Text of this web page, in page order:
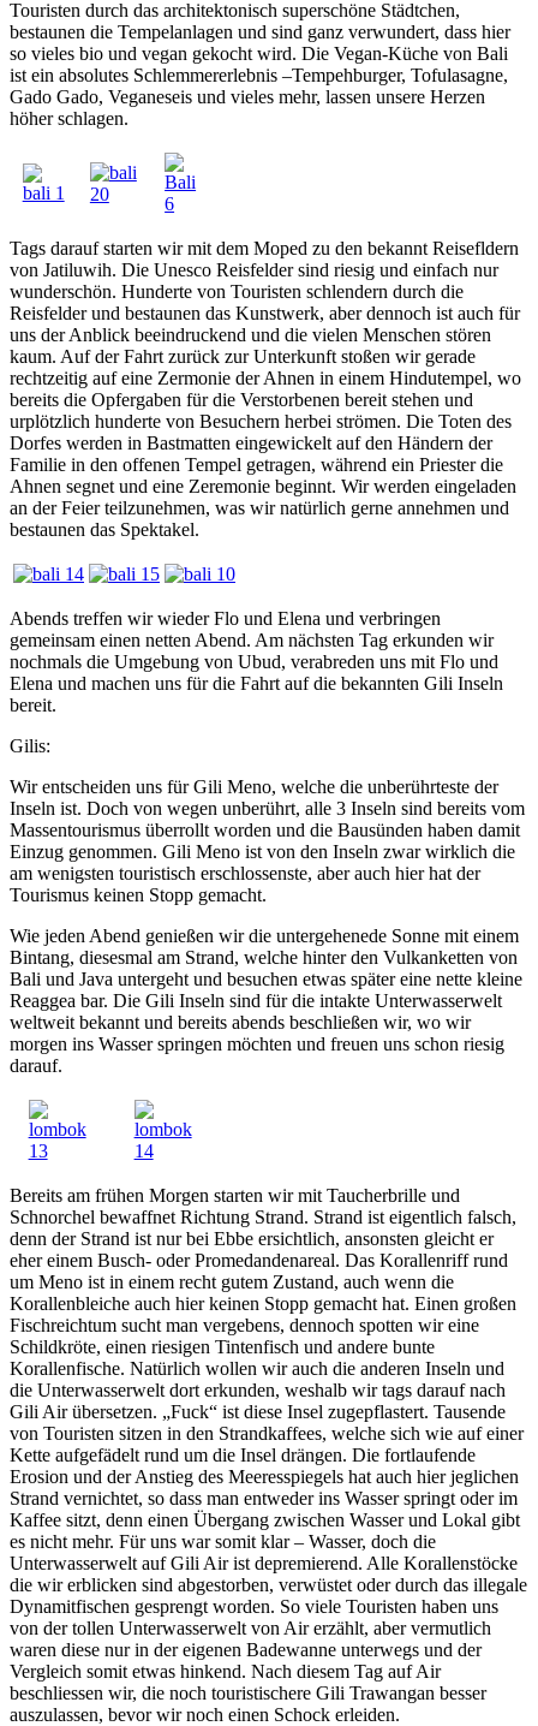
Touristen durch das architektonisch superschöne Städtchen,
bestaunen die Tempelanlagen und sind ganz verwundert, dass hier
so vieles bio und vegan gekocht wird. Die Vegan-Küche von Bali
ist ein absolutes Schlemmererlebnis –Tempehburger, Tofulasagne,
Gado Gado, Veganeseis und vieles mehr, lassen unsere Herzen
höher schlagen.
Tags darauf starten wir mit dem Moped zu den bekannt Reisefldern
von Jatiluwih. Die Unesco Reisfelder sind riesig und einfach nur
wunderschön. Hunderte von Touristen schlendern durch die
Reisfelder und bestaunen das Kunstwerk, aber dennoch ist auch für
uns der Anblick beeindruckend und die vielen Menschen stören
kaum. Auf der Fahrt zurück zur Unterkunft stoßen wir gerade
rechtzeitig auf eine Zermonie der Ahnen in einem Hindutempel, wo
bereits die Opfergaben für die Verstorbenen bereit stehen und
urplötzlich hunderte von Besuchern herbei strömen. Die Toten des
Dorfes werden in Bastmatten eingewickelt auf den Händern der
Familie in den offenen Tempel getragen, während ein Priester die
Ahnen segnet und eine Zeremonie beginnt. Wir werden eingeladen
an der Feier teilzunehmen, was wir natürlich gerne annehmen und
bestaunen das Spektakel.
Abends treffen wir wieder Flo und Elena und verbringen
gemeinsam einen netten Abend. Am nächsten Tag erkunden wir
nochmals die Umgebung von Ubud, verabreden uns mit Flo und
Elena und machen uns für die Fahrt auf die bekannten Gili Inseln
bereit.
Gilis:
Wir entscheiden uns für Gili Meno, welche die unberührteste der
Inseln ist. Doch von wegen unberührt, alle 3 Inseln sind bereits vom
Massentourismus überrollt worden und die Bausünden haben damit
Einzug genommen. Gili Meno ist von den Inseln zwar wirklich die
am wenigsten touristisch erschlossenste, aber auch hier hat der
Tourismus keinen Stopp gemacht.
Wie jeden Abend genießen wir die untergehenede Sonne mit einem
Bintang, diesesmal am Strand, welche hinter den Vulkanketten von
Bali und Java untergeht und besuchen etwas später eine nette kleine
Reaggea bar. Die Gili Inseln sind für die intakte Unterwasserwelt
weltweit bekannt und bereits abends beschließen wir, wo wir
morgen ins Wasser springen möchten und freuen uns schon riesig
darauf.
Bereits am frühen Morgen starten wir mit Taucherbrille und
Schnorchel bewaffnet Richtung Strand. Strand ist eigentlich falsch,
denn der Strand ist nur bei Ebbe ersichtlich, ansonsten gleicht er
eher einem Busch- oder Promedandenareal. Das Korallenriff rund
um Meno ist in einem recht gutem Zustand, auch wenn die
Korallenbleiche auch hier keinen Stopp gemacht hat. Einen großen
Fischreichtum sucht man vergebens, dennoch spotten wir eine
Schildkröte, einen riesigen Tintenfisch und andere bunte
Korallenfische. Natürlich wollen wir auch die anderen Inseln und
die Unterwasserwelt dort erkunden, weshalb wir tags darauf nach
Gili Air übersetzen. „Fuck“ ist diese Insel zugepflastert. Tausende
von Touristen sitzen in den Strandkaffees, welche sich wie auf einer
Kette aufgefädelt rund um die Insel drängen. Die fortlaufende
Erosion und der Anstieg des Meeresspiegels hat auch hier jeglichen
Strand vernichtet, so dass man entweder ins Wasser springt oder im
Kaffee sitzt, denn einen Übergang zwischen Wasser und Lokal gibt
es nicht mehr. Für uns war somit klar – Wasser, doch die
Unterwasserwelt auf Gili Air ist depremierend. Alle Korallenstöcke
die wir erblicken sind abgestorben, verwüstet oder durch das illegale
Dynamitfischen gesprengt worden. So viele Touristen haben uns
von der tollen Unterwasserwelt von Air erzählt, aber vermutlich
waren diese nur in der eigenen Badewanne unterwegs und der
Vergleich somit etwas hinkend. Nach diesem Tag auf Air
beschliessen wir, die noch touristischere Gili Trawangan besser
auszulassen, bevor wir noch einen Schock erleiden.